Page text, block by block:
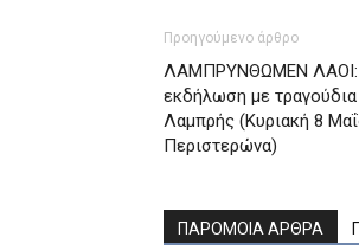
Προηγούμενο άρθρο
ΛΑΜΠΡΥΝΘΩΜΕΝ ΛΑΟΙ:
εκδήλωση με
Λαμπρής (Kυριακή 8
Περιστερώνα)
ΠΑΡΟΜΟΙΑ ΑΡΘΡΑ